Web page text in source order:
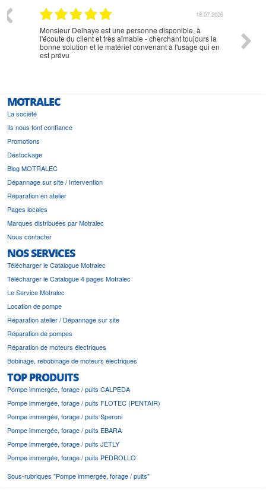
18.07.2026
Monsieur Delhaye est une personne disponible, à
l'écoute du client et très aimable - cherchant toujours la
bonne solution et le matériel convenant à l'usage qui en
est prévu
MOTRALEC
La société
Ils nous font confiance
Promotions
Déstockage
Blog MOTRALEC
Dépannage sur site / Intervention
Réparation en atelier
Pages locales
Marques distribuées par Motralec
Nous contacter
NOS SERVICES
Télécharger le Catalogue Motralec
Télécharger le Catalogue 4 pages Motralec
Le Service Motralec
Location de pompe
Réparation atelier / Dépannage sur site
Réparation de pompes
Réparation de moteurs électriques
Bobinage, rebobinage de moteurs électriques
TOP PRODUITS
Pompe immergée, forage / puits CALPEDA
Pompe immergée, forage / puits FLOTEC (PENTAIR)
Pompe immergée, forage / puits Speroni
Pompe immergée, forage / puits EBARA
Pompe immergée, forage / puits JETLY
Pompe immergée, forage / puits PEDROLLO
Sous-rubriques "Pompe immergée, forage / puits"